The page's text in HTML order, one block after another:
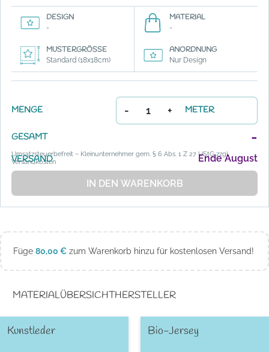
DESIGN
-
MATERIAL
-
MUSTERGRÖSSE
Standard (18x18cm)
ANORDNUNG
Nur Design
MENGE - + METER
GESAMT -
Umsatzsteuerbefreit – Kleinunternehmer gem. § 6 Abs. 1 Z 27 UStG zzgl.
Versandkosten
VERSAND Ende August
IN DEN WARENKORB
Füge 80,00 € zum Warenkorb hinzu für kostenlosen Versand!
MATERIALÜBERSICHTHERSTELLER
Kunstleder Bio-Jersey